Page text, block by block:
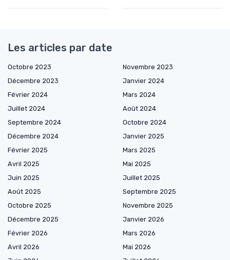
Les articles par date
Octobre 2023
Novembre 2023
Décembre 2023
Janvier 2024
Février 2024
Mars 2024
Juillet 2024
Août 2024
Septembre 2024
Octobre 2024
Décembre 2024
Janvier 2025
Février 2025
Mars 2025
Avril 2025
Mai 2025
Juin 2025
Juillet 2025
Août 2025
Septembre 2025
Octobre 2025
Novembre 2025
Décembre 2025
Janvier 2026
Février 2026
Mars 2026
Avril 2026
Mai 2026